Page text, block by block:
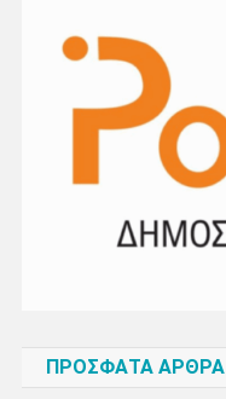
ΠΡΌΣΦΑΤΑ ΆΡΘΡΑ